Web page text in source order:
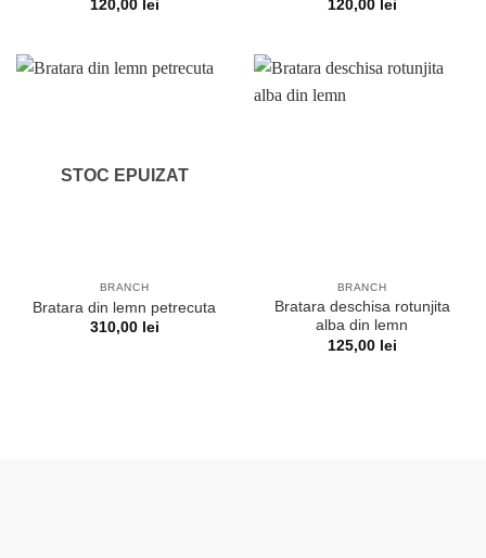
120,00 lei
120,00 lei
STOC EPUIZAT
BRANCH
Bratara din lemn petrecuta
310,00 lei
BRANCH
Bratara deschisa rotunjita
alba din lemn
125,00 lei